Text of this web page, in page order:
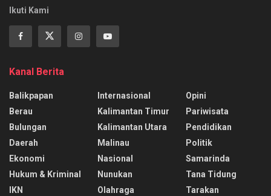
Ikuti Kami
Kanal Berita
Balikpapan
Berau
Bulungan
Daerah
Ekonomi
Hukum & Kriminal
IKN
Internasional
Kalimantan Timur
Kalimantan Utara
Malinau
Nasional
Nunukan
Olahraga
Opini
Pariwisata
Pendidikan
Politik
Samarinda
Tana Tidung
Tarakan